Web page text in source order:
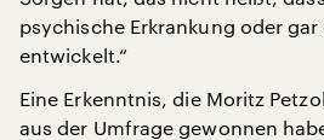
psychische Erkrankung oder
entwickelt.“
Eine Erkenntnis, die Moritz
aus der Umfrage gewonnen